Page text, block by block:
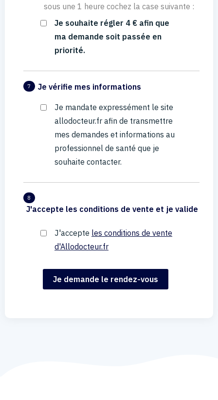
sous une 1 heure cochez la case suivante :
Je souhaite régler 4 € afin que
ma demande soit passée en
priorité.
7 Je vérifie mes informations
Je mandate expressément le site
allodocteur.fr afin de transmettre
mes demandes et informations au
professionnel de santé que je
souhaite contacter.
8
J'accepte les conditions de vente et je valide
J'accepte les conditions de vente
d'Allodocteur.fr